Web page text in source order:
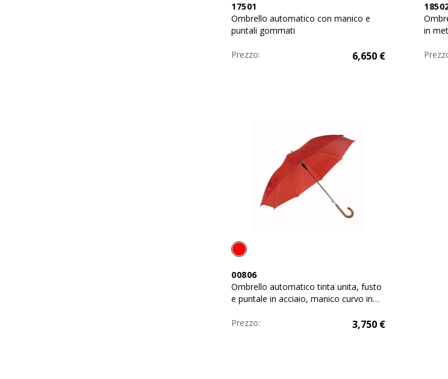
17501
Ombrello automatico con manico e
puntali gommati
Prezzo: 6,650€
in
00806
Ombrello automatico tinta unita, fusto
e puntale in acciaio, manico curvo in
Prezzo:
3,750€